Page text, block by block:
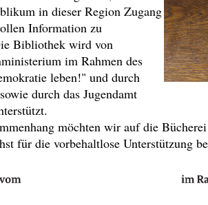
in dieser Region Zugang
Information zu
Bibliothek wird von
im Rahmen des
leben!" und durch
durch das Jugendamt
möchten wir auf die Bücherei
für die vorbehaltlose Unterstützung